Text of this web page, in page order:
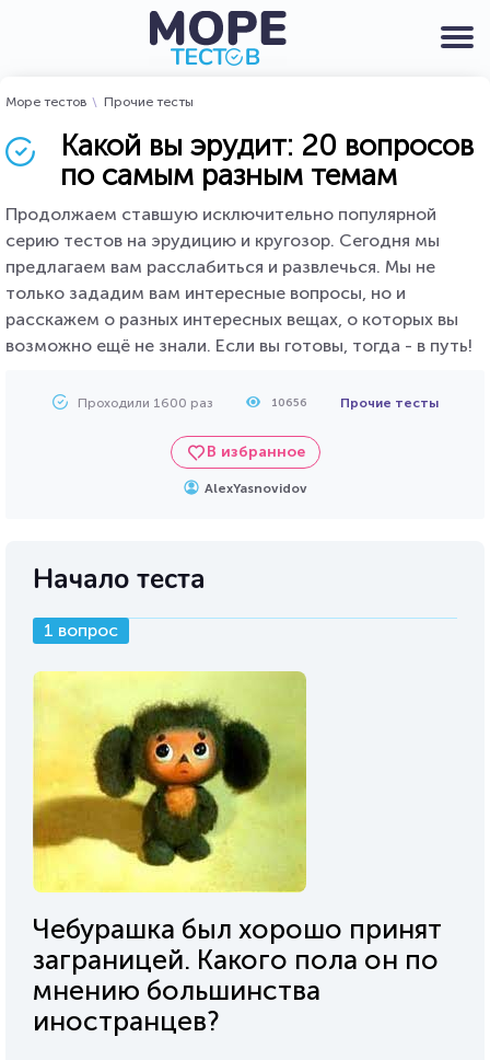
Море тестов Прочие тесты
Какой вы эрудит: 20 вопросов
по самым разным темам
Продолжаем ставшую исключительно популярной
серию тестов на эрудицию и кругозор. Сегодня мы
предлагаем вам расслабиться и развлечься. Мы не
только зададим вам интересные вопросы, но и
расскажем о разных интересных вещах, о которых вы
возможно ещё не знали. Если вы готовы, тогда - в путь!
Проходили 1600 раз 10656 Прочие тесты
В избранное
AlexYasnovidov
Начало теста
1 вопрос
Чебурашка был хорошо принят
заграницей. Какого пола он по
мнению большинства
иностранцев?